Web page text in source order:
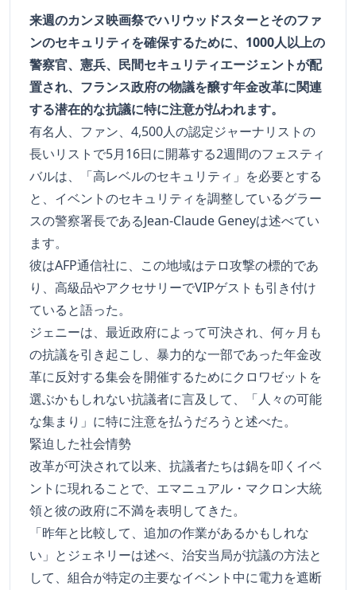
来週のカンヌ映画祭でハリウッドスターとそのファ
ンのセキュリティを確保するために、1000人以上の
警察官、憲兵、民間セキュリティエージェントが配
置され、フランス政府の物議を醸す年金改革に関連
する潜在的な抗議に特に注意が払われます。
有名人、ファン、4,500人の認定ジャーナリストの
長いリストで5月16日に開幕する2週間のフェスティ
バルは、「高レベルのセキュリティ」を必要とする
と、イベントのセキュリティを調整しているグラー
スの警察署長であるJean-Claude Geneyは述べてい
ます。
彼はAFP通信社に、この地域はテロ攻撃の標的であ
り、高級品やアクセサリーでVIPゲストも引き付け
ていると語った。
ジェニーは、最近政府によって可決され、何ヶ月も
の抗議を引き起こし、暴力的な一部であった年金改
革に反対する集会を開催するためにクロワゼットを
選ぶかもしれない抗議者に言及して、「人々の可能
な集まり」に特に注意を払うだろうと述べた。
緊迫した社会情勢
改革が可決されて以来、抗議者たちは鍋を叩くイベ
ントに現れることで、エマニュアル・マクロン大統
領と彼の政府に不満を表明してきた。
「昨年と比較して、追加の作業があるかもしれな
い」とジェネリーは述べ、治安当局が抗議の方法と
して、組合が特定の主要なイベント中に電力を遮断